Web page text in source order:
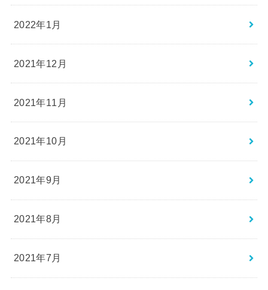
2022年1月
2021年12月
2021年11月
2021年10月
2021年9月
2021年8月
2021年7月